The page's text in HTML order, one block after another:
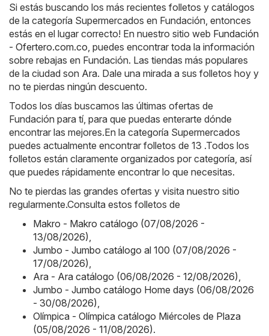
Si estás buscando los más recientes folletos y catálogos
de la categoría Supermercados en Fundación, entonces
estás en el lugar correcto! En nuestro sitio web Fundación
- Ofertero.com.co , puedes encontrar toda la información
sobre rebajas en Fundación. Las tiendas más populares
de la ciudad son Ara. Dale una mirada a sus folletos hoy y
no te pierdas ningún descuento.
Todos los días buscamos las últimas ofertas de
Fundación para tí, para que puedas enterarte dónde
encontrar las mejores.En la categoría Supermercados
puedes actualmente encontrar folletos de 13 .Todos los
folletos están claramente organizados por categoría, así
que puedes rápidamente encontrar lo que necesitas.
No te pierdas las grandes ofertas y visita nuestro sitio
regularmente.Consulta estos folletos de
Makro - Makro catálogo (07/08/2026 -
13/08/2026)
Jumbo - Jumbo catálogo al 100 (07/08/2026 -
17/08/2026)
Ara - Ara catálogo (06/08/2026 - 12/08/2026)
Jumbo - Jumbo catálogo Home days (06/08/2026
- 30/08/2026)
Olímpica - Olímpica catálogo Miércoles de Plaza
(05/08/2026 - 11/08/2026).